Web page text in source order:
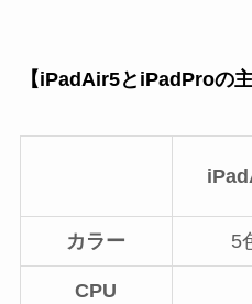
【iPadAir5とiPadProの
カラー 5
CPU